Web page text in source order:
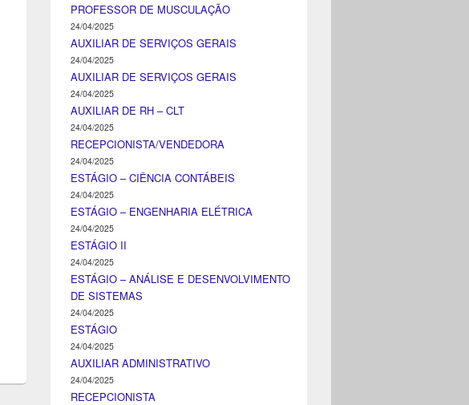
PROFESSOR DE MUSCULAÇÃO
24/04/2025
AUXILIAR DE SERVIÇOS GERAIS
24/04/2025
AUXILIAR DE SERVIÇOS GERAIS
24/04/2025
AUXILIAR DE RH – CLT
24/04/2025
RECEPCIONISTA/VENDEDORA
24/04/2025
ESTÁGIO – CIÊNCIA CONTÁBEIS
24/04/2025
ESTÁGIO – ENGENHARIA ELÉTRICA
24/04/2025
ESTÁGIO II
24/04/2025
ESTÁGIO – ANÁLISE E DESENVOLVIMENTO
DE SISTEMAS
24/04/2025
ESTÁGIO
24/04/2025
AUXILIAR ADMINISTRATIVO
24/04/2025
RECEPCIONISTA